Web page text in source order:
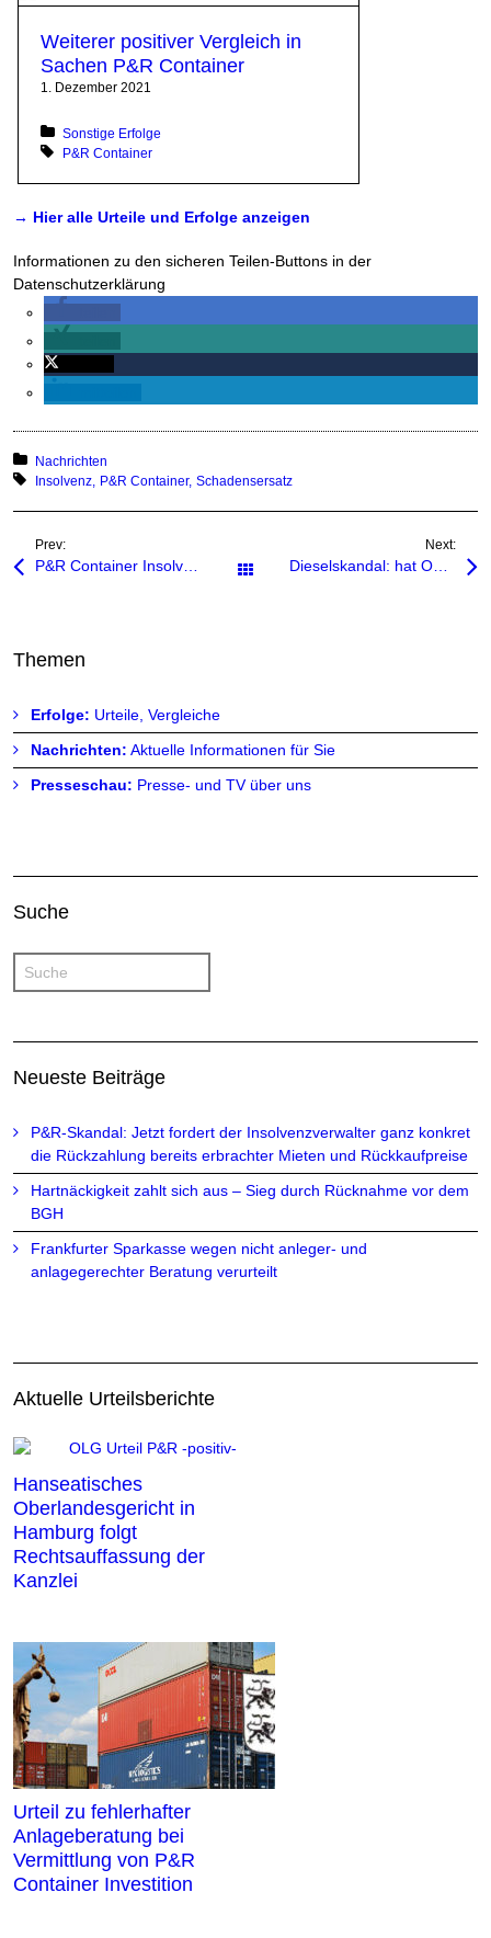
Weiterer positiver Vergleich in
Sachen P&R Container
1. Dezember 2021
Posted in:
Sonstige Erfolge
Tagged with:
P&R Container
→ Hier alle Urteile und Erfolge anzeigen
Informationen zu den sicheren Teilen-Buttons in der
Datenschutzerklärung
Posted in:
Nachrichten
Tagged with:
Insolvenz P&R Container Schadensersatz
Prev:
Alle Beiträge
Next:
Themen
Erfolge: Urteile, Vergleiche
Nachrichten: Aktuelle Informationen für Sie
Presseschau: Presse- und TV über uns
Suche
Neueste Beiträge
P&R-Skandal: Jetzt fordert der Insolvenzverwalter ganz konkret
die Rückzahlung bereits erbrachter Mieten und Rückkaufpreise
Hartnäckigkeit zahlt sich aus – Sieg durch Rücknahme vor dem
BGH
Frankfurter Sparkasse wegen nicht anleger- und
anlagegerechter Beratung verurteilt
Aktuelle Urteilsberichte
Hanseatisches
Oberlandesgericht in
Hamburg folgt
Rechtsauffassung der
Kanzlei
Urteil zu fehlerhafter
Anlageberatung bei
Vermittlung von P&R
Container Investition